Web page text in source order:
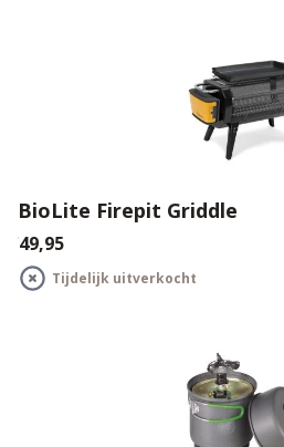
BioLite Firepit Griddle
€49,95
Tijdelijk uitverkocht